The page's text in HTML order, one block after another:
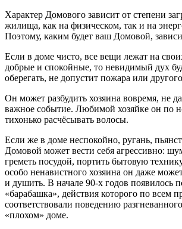
Характер Домового зависит от степени
жилища, как на физическом, так и на
Поэтому, каким будет ваш Домовой,
Если в доме чисто, все вещи лежат на
добрые и спокойные, то невидимый дух
оберегать, не допустит пожара или
Он может разбудить хозяина вовремя, не
важное событие. Любимой хозяйке он по
тихонько расчёсывать волосы.
Если же в доме неспокойно, ругань,
Домовой может вести себя агрессивно:
греметь посудой, портить бытовую
особо ненавистного хозяина он даже
и душить. В начале 90-х годов появилось
«барабашка», действия которого по всем
соответствовали поведению
«плохом» доме.